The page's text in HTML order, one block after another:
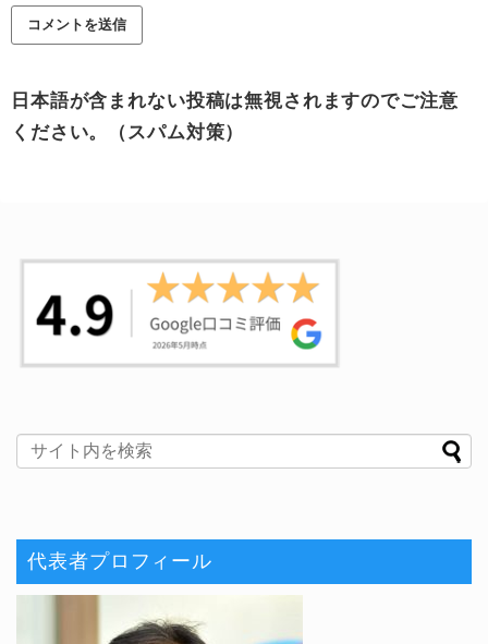
日本語が含まれない投稿は無視されますのでご注意
ください。（スパム対策）
代表者プロフィール